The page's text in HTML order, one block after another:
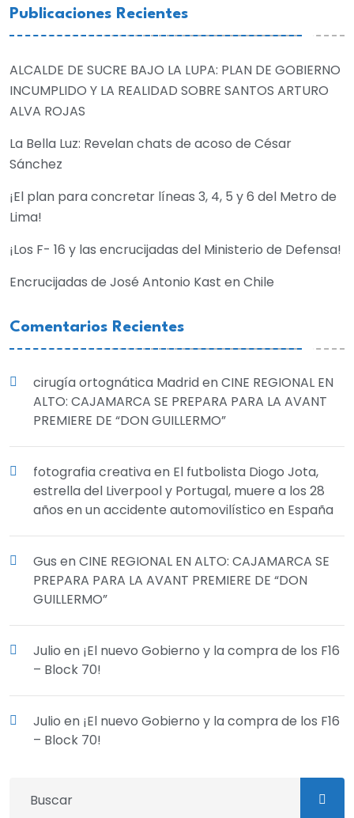
Publicaciones Recientes
ALCALDE DE SUCRE BAJO LA LUPA: PLAN DE GOBIERNO
INCUMPLIDO Y LA REALIDAD SOBRE SANTOS ARTURO
ALVA ROJAS
La Bella Luz: Revelan chats de acoso de César
Sánchez
¡El plan para concretar líneas 3, 4, 5 y 6 del Metro de
Lima!
¡Los F- 16 y las encrucijadas del Ministerio de Defensa!
Encrucijadas de José Antonio Kast en Chile
Comentarios Recientes
cirugía ortognática MadridenCINE REGIONAL EN
ALTO: CAJAMARCA SE PREPARA PARA LA AVANT
PREMIERE DE “DON GUILLERMO”
fotografia creativaen El futbolista Diogo Jota,
estrella del Liverpool y Portugal, muere a los 28
años en un accidente automovilístico en España
Gus enCINE REGIONAL EN ALTO: CAJAMARCA SE
PREPARA PARA LA AVANT PREMIERE DE “DON
GUILLERMO”
Julio en ¡El nuevo Gobierno y la compra de los F16
– Block 70!
Julio en ¡El nuevo Gobierno y la compra de los F16
– Block 70!